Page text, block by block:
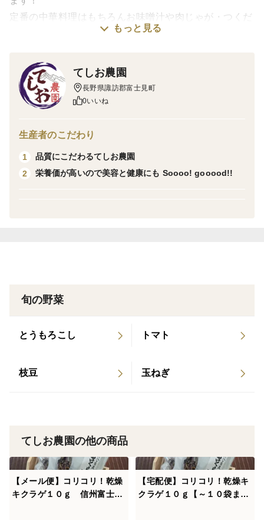
定番の中華料理はもちろんお味噌汁や肉じゃが・つくだ
煮にサラダなど、意外にも多才。
ぬるま湯で１時間、または冷水で５～６時間ほどで戻り
ます。
戻し汁も出汁としてお使いいただけます。
もっと見る
てしお農園
長野県諏訪郡富士見町
0いいね
生産者のこだわり
1
品質にこだわるてしお農園
2
栄養価が高いので美容と健康にも Soooo! gooood!!
旬の野菜
とうもろこし トマト
枝豆 玉ねぎ
てしお農園の他の商品
【メール便】コリコリ！乾燥
キクラゲ１０ｇ 信州富士見
【宅配便】コリコリ！乾燥キ
クラゲ１０ｇ【～１０袋ま